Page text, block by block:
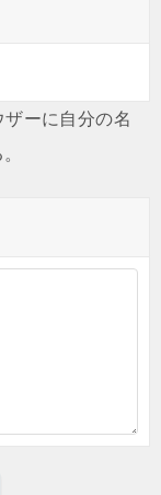
ーに自分の名